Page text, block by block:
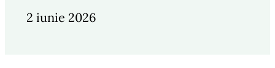
2 iunie 2026